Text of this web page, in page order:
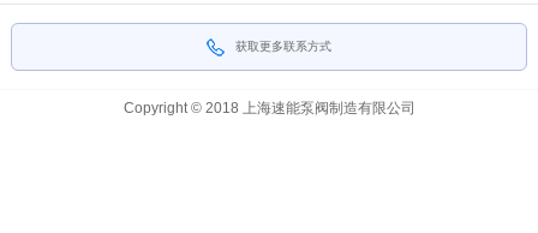
获取更多联系方式
Copyright © 2018 上海速能泵阀制造有限公司